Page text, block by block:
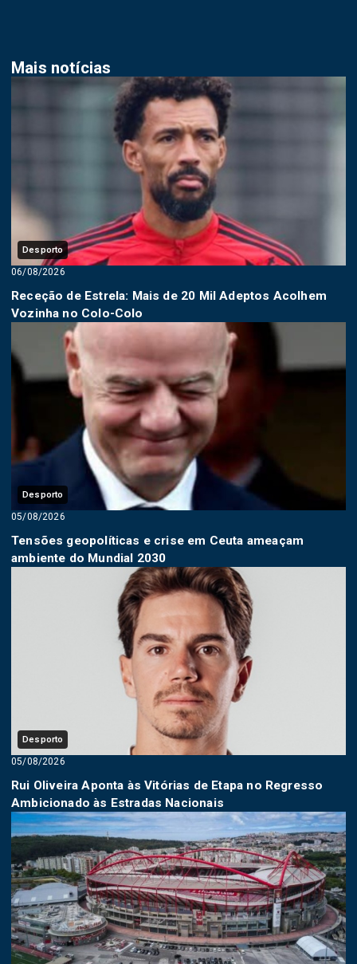
Mais notícias
Desporto
06/08/2026
Receção de Estrela: Mais de 20 Mil Adeptos Acolhem
Vozinha no Colo-Colo
Desporto
05/08/2026
Tensões geopolíticas e crise em Ceuta ameaçam
ambiente do Mundial 2030
Desporto
05/08/2026
Rui Oliveira Aponta às Vitórias de Etapa no Regresso
Ambicionado às Estradas Nacionais